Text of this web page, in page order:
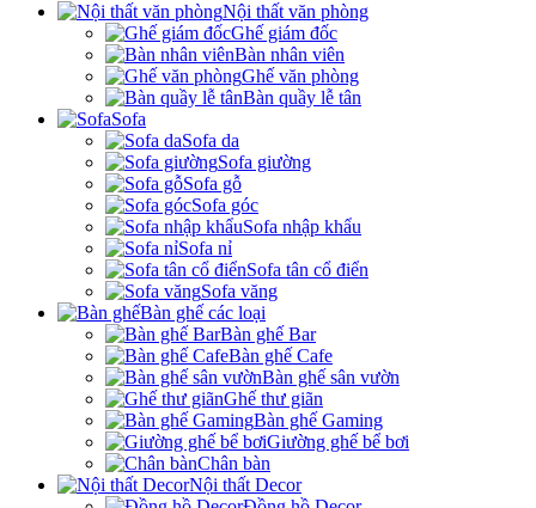
Nội thất văn phòng
Ghế giám đốc
Bàn nhân viên
Ghế văn phòng
Bàn quầy lễ tân
Sofa
Sofa da
Sofa giường
Sofa gỗ
Sofa góc
Sofa nhập khẩu
Sofa nỉ
Sofa tân cổ điển
Sofa văng
Bàn ghế các loại
Bàn ghế Bar
Bàn ghế Cafe
Bàn ghế sân vườn
Ghế thư giãn
Bàn ghế Gaming
Giường ghế bể bơi
Chân bàn
Nội thất Decor